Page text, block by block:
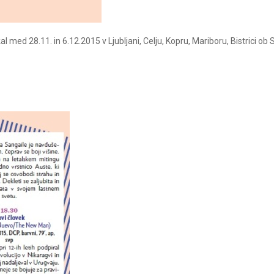
med 28.11. in 6.12.2015 v Ljubljani, Celju, Kopru, Mariboru, Bistrici ob